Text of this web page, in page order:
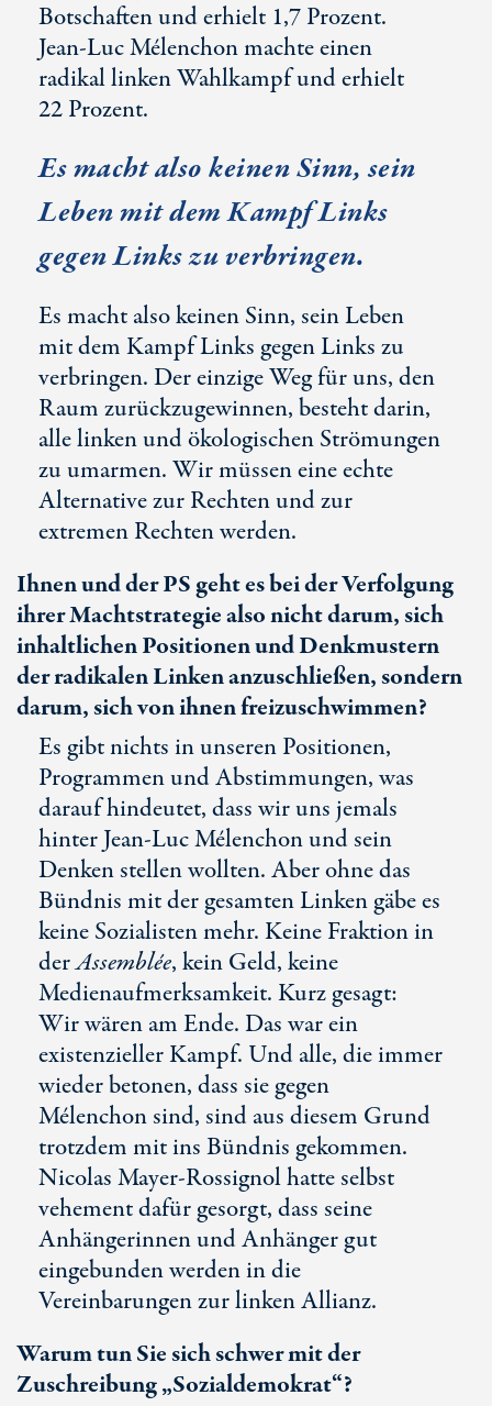
Botschaften und erhielt 1,7 Prozent.
Jean-LucMélenchon machte einen
radikal linken Wahlkampf und erhielt
22 Prozent.
Es macht also keinen Sinn, sein
Leben mit dem Kampf Links
gegen Links zu verbringen.
Es macht also keinen Sinn, sein Leben
mit dem Kampf Links gegen Links zu
verbringen. Der einzige Weg für uns, den
Raum zurückzugewinnen, besteht darin,
alle linken und ökologischen Strömungen
zu umarmen. Wir müssen eine echte
Alternative zur Rechten und zur
extremen Rechten werden.
Ihnen und der PS geht es bei der Verfolgung
ihrer Machtstrategie also nicht darum, sich
inhaltlichen Positionen und Denkmustern
der radikalen Linken anzuschließen, sondern
darum, sich von ihnen freizuschwimmen?
Es gibt nichts in unseren Positionen,
Programmen und Abstimmungen, was
darauf hindeutet, dass wir uns jemals
hinterJean-LucMélenchon und sein
Denken stellen wollten. Aber ohne das
Bündnis mit der gesamten Linken gäbe es
keine Sozialisten mehr. Keine Fraktion in
derAssemblée, kein Geld, keine
Medienaufmerksamkeit. Kurz gesagt:
Wir wären am Ende. Das war ein
existenzieller Kampf. Und alle, die immer
wieder betonen, dass sie gegen
Mélenchon sind, sind aus diesem Grund
trotzdem mit ins Bündnis gekommen.
Nicolas Mayer-Rossignol hatte selbst
vehement dafür gesorgt, dass seine
Anhängerinnen und Anhänger gut
eingebunden werden in die
Vereinbarungen zur linken Allianz.
Warum tun Sie sich schwer mit der
Zuschreibung „Sozialdemokrat“?